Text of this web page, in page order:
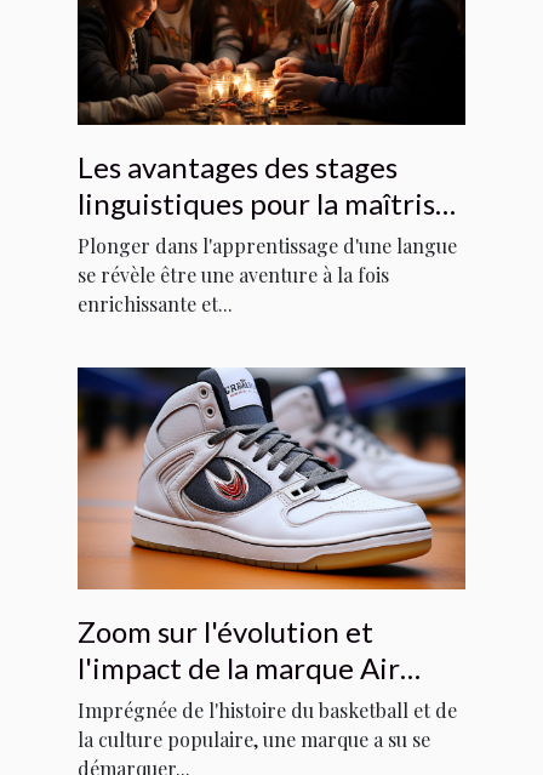
Les avantages des stages
linguistiques pour la maîtrise
de l'anglais et l'immersion
culturelle
Plonger dans l'apprentissage d'une langue
se révèle être une aventure à la fois
enrichissante et...
Zoom sur l'évolution et
l'impact de la marque Air
Jordan dans la culture
populaire
Imprégnée de l'histoire du basketball et de
la culture populaire, une marque a su se
démarquer...